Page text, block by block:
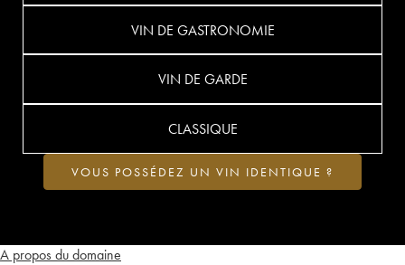
A propos du domaine
VIN DE GASTRONOMIE
VIN DE GARDE
CLASSIQUE
VOUS POSSÉDEZ UN VIN IDENTIQUE ?